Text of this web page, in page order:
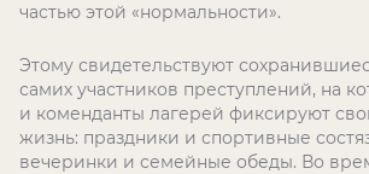
частью этой «нормальности».
Этому свидетельствуют
самих участников преступлений, на
и коменданты лагерей фиксируют
жизнь: праздники и спортивные
вечеринки и семейные обеды. Во